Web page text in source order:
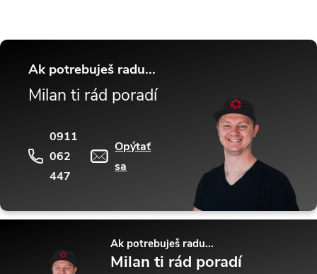
Ak potrebuješ radu...
Milan ti rád poradí
0911
062
447
Opýtať
sa
Ak potrebuješ radu...
Milan ti rád poradí